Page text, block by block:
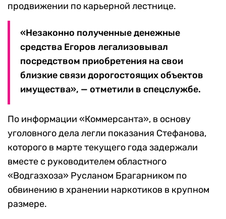
продвижении по карьерной лестнице.
«Незаконно полученные денежные
средства Егоров легализовывал
посредством приобретения на свои
близкие связи дорогостоящих объектов
имущества», — отметили в спецслужбе.
По информации «Коммерсанта», в основу
уголовного дела легли показания Стефанова,
которого в марте текущего года задержали
вместе с руководителем областного
«Водгазхоза» Русланом Брагарником по
обвинению в хранении наркотиков в крупном
размере.